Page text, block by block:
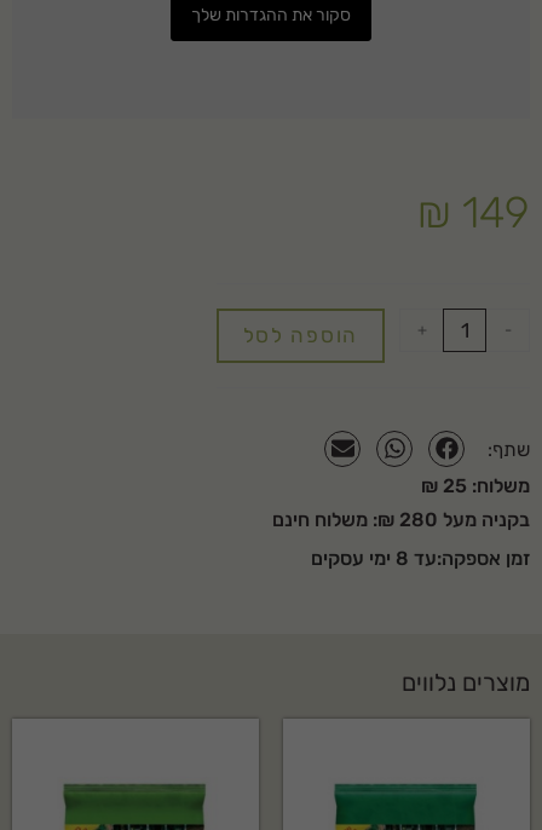
סקור את ההגדרות שלך
₪ 149
-
+ הוספה לסל
שתף:
משלוח: 25 ₪
בקניה מעל 280 ₪: משלוח חינם
זמן אספקה:עד 8 ימי עסקים
מוצרים נלווים